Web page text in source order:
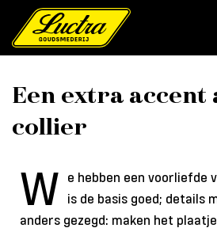
Een extra accent
collier
W
e hebben een voorliefde
is de basis goed; details
anders gezegd: maken het